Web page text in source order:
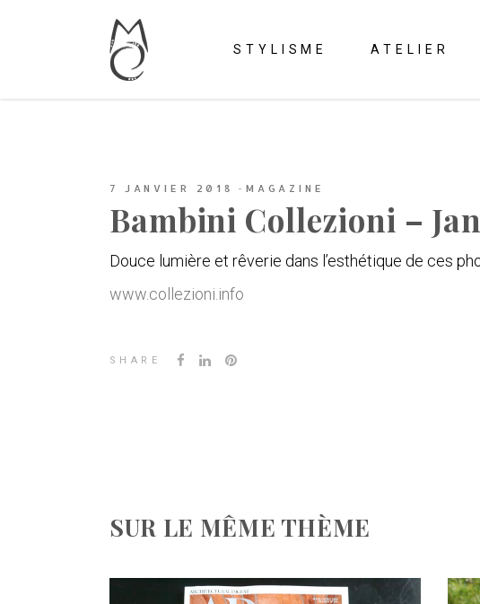
STYLISME ATELIER
7 JANVIER 2018 MAGAZINE
Bambini Collezioni –
Douce lumière et rêverie dans l’esthétique de ces
www.collezioni.info
SHARE
SUR LE MÊME THÈME